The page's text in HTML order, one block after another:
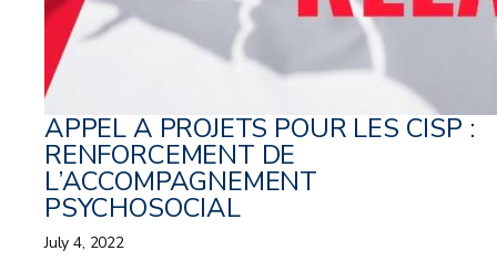
APPEL A PROJETS POUR LES CISP :
RENFORCEMENT DE
L’ACCOMPAGNEMENT
PSYCHOSOCIAL
July 4, 2022